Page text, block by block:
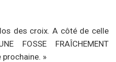
des croix. A côté de celle
FOSSE FRAÎCHEMENT
prochaine. »